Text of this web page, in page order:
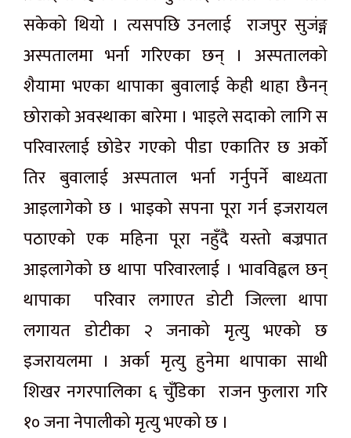
सकेको थियो । त्यसपछि उनलाई राजपुर सुजंङ्ग
अस्पतालमा भर्ना गरिएका छन् । अस्पतालको
शैयामा भएका थापाका बुवालाई केही थाहा छैनन्
छोराको अवस्थाका बारेमा । भाइले सदाको लागि स
परिवारलाई छोडेर गएको पीडा एकातिर छ अर्को
तिर बुवालाई अस्पताल भर्ना गर्नुपर्ने बाध्यता
आइलागेको छ । भाइको सपना पूरा गर्न इजरायल
पठाएको एक महिना पूरा नहुँदै यस्तो बज्रपात
आइलागेको छ थापा परिवारलाई । भावविह्वल छन्
थापाका परिवार लगाएत डोटी जिल्ला थापा
लगायत डोटीका २ जनाको मृत्यु भएको छ
इजरायलमा । अर्का मृत्यु हुनेमा थापाका साथी
शिखर नगरपालिका ६ चुँडिका राजन फुलारा गरि
१० जना नेपालीको मृत्यु भएको छ ।